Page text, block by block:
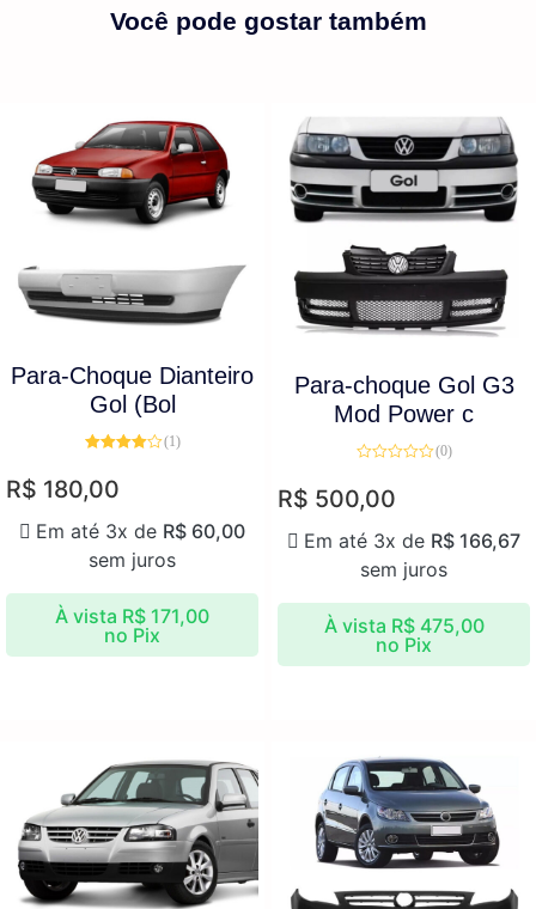
Você pode gostar também
Para-Choque Dianteiro
Gol (Bol
4.00
(1)
R$ 180,00
À vista R$ 171,00
no Pix
Em até 3x de R$ 60,00
sem juros
Para-choque Gol G3
Mod Power c
0
de
5
(0)
R$ 500,00
À vista R$475,00
no Pix
Em até 3x de R$ 166,67
sem juros